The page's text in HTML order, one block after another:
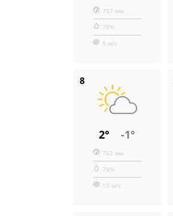
757 мм
78%
5 м/с
8
2° -1°
762 мм
79%
10 м/с